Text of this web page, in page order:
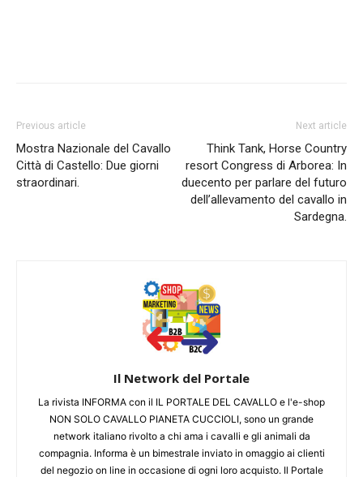
Previous article
Mostra Nazionale del Cavallo
Città di Castello: Due giorni
straordinari.
Next article
Think Tank, Horse Country
resort Congress di Arborea: In
duecento per parlare del futuro
dell’allevamento del cavallo in
Sardegna.
Il Network del Portale
La rivista INFORMA con il IL PORTALE DEL CAVALLO e l'e-shop
NON SOLO CAVALLO PIANETA CUCCIOLI, sono un grande
network italiano rivolto a chi ama i cavalli e gli animali da
compagnia. Informa è un bimestrale inviato in omaggio ai clienti
del negozio on line in occasione di ogni loro acquisto. Il Portale